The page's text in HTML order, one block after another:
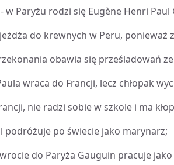
w Paryżu rodzi się Eugène Henri
do krewnych w Peru, ponieważ
obawia się prześladowań
wraca do Francji, lecz chłopak
nie radzi sobie w szkole i ma
podróżuje po świecie jako marynarz;
do Paryża Gauguin pracuje